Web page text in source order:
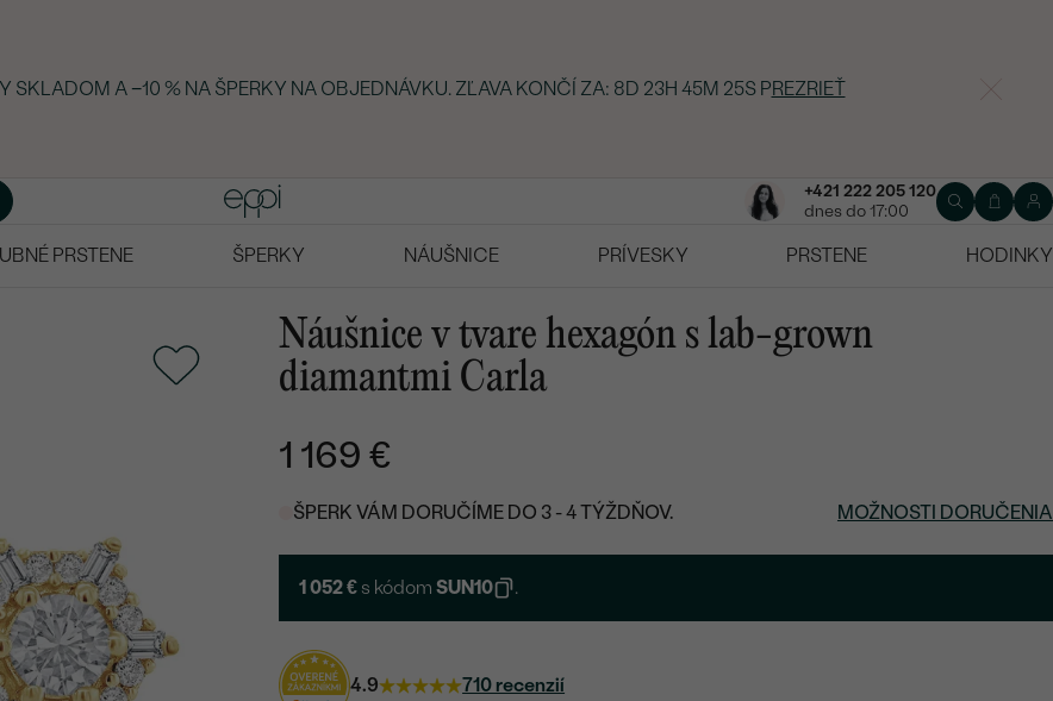
SKLADOM A −10 % NA ŠPERKY NA OBJEDNÁVKU. ZĽAVA KONČÍ ZA: 8D 23H 45M 24SPREZRIEŤ
+421 222 205 120
dnes do 17:00
PRSTENE ŠPERKY NÁUŠNICE PRÍVESKY PRSTENE
HODINKY
Náušnice v tvare hexagón s lab-grown
diamantmi Carla
1 169 €
ŠPERK VÁM DORUČÍME DO 3 - 4 TÝŽDŇOV. MOŽNOSTI DORUČENIA
1 052 € s kódomSUN10 .
4.9 710 recenzií